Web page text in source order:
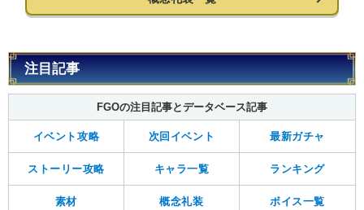
注目記事
FGOの注目記事とデータベース記事
イベント攻略 次回イベント 最新ガチャ
ストーリー攻略 キャラ一覧 ランキング
素材 概念礼装 ボイス一覧